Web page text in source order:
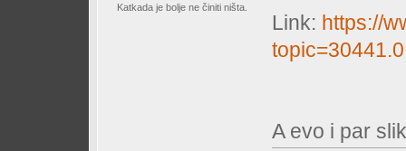
Katkada je bolje ne činiti ništa.
Link: https://
topic=30441.0
A evo i par